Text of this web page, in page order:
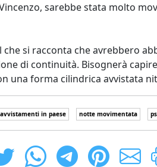
sarebbe stata molto
si racconta che avrebbero
di continuità. Bisognerà
una forma cilindrica avvistata
avvistamenti in paese notte movimentata